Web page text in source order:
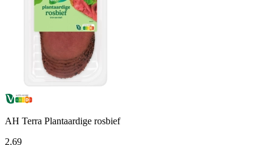
AH Terra Plantaardige rosbief
2.69